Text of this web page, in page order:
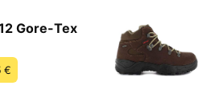
Gore-Tex
€